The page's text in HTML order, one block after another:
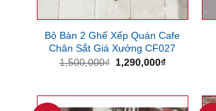
Bộ Bàn 2 Ghế Xếp Quán Cafe
Chân Sắt Giá Xưởng CF027
1,500,000₫ Giá
1,290,000₫Giá